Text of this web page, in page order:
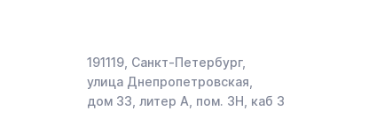
191119, Санкт-Петербург,
улица Днепропетровская,
дом 33, литер А, пом. 3Н, каб 3